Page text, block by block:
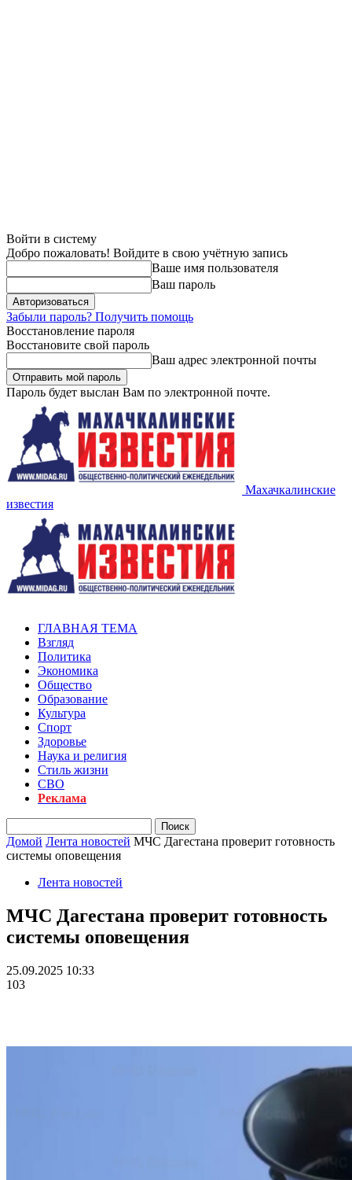
Войти в систему
Добро пожаловать! Войдите в свою учётную запись
Ваше имя пользователя
Ваш пароль
Забыли пароль? Получить помощь
Восстановление пароля
Восстановите свой пароль
Ваш адрес электронной почты
Пароль будет выслан Вам по электронной почте.
Махачкалинские
известия
ГЛАВНАЯ ТЕМА
Взгляд
Политика
Экономика
Общество
Образование
Культура
Спорт
Здоровье
Наука и религия
Стиль жизни
СВО
Реклама
Домой Лента новостей МЧС Дагестана проверит готовность
системы оповещения
Лента новостей
МЧС Дагестана проверит готовность
системы оповещения
25.09.2025 10:33
103